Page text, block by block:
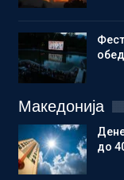
Македонија
до